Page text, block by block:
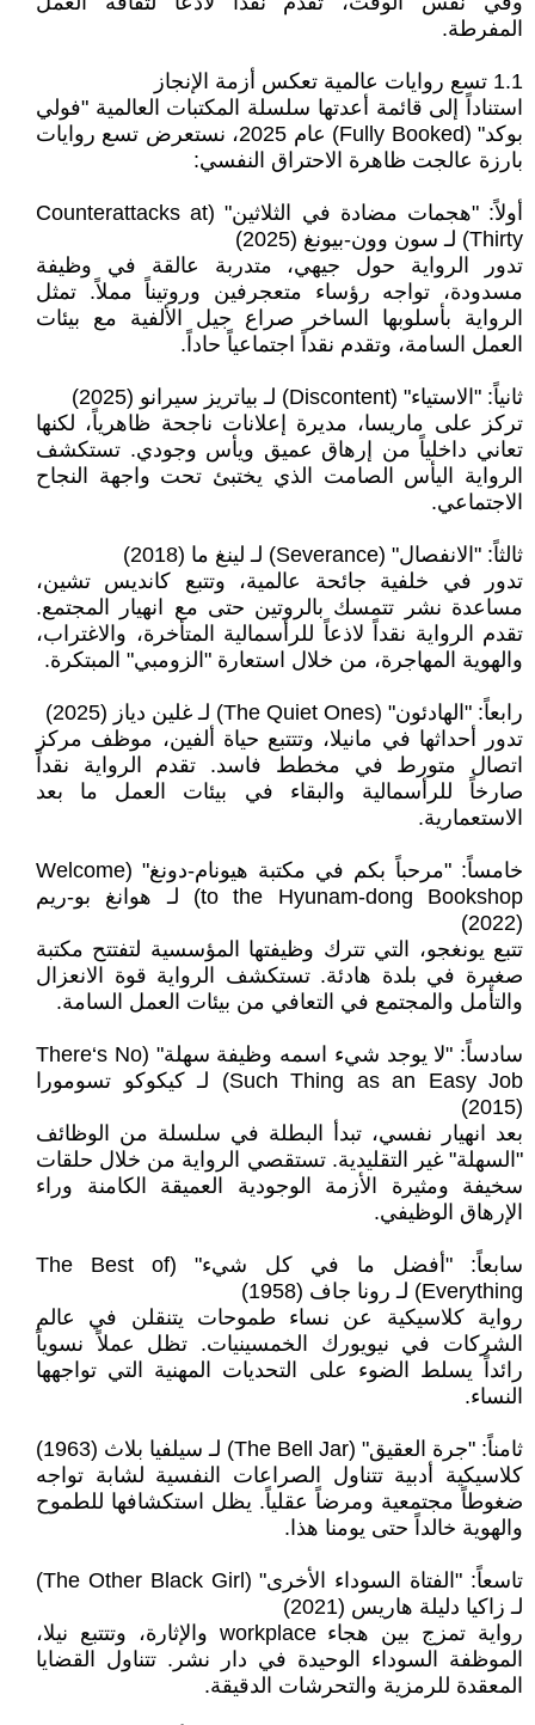
المفرطة.
1.1 تسع روايات عالمية تعكس أزمة الإنجاز
استناداً إلى قائمة أعدتها سلسلة المكتبات العالمية "فولي
بوكد" (Fully Booked) عام 2025، نستعرض تسع روايات
بارزة عالجت ظاهرة الاحتراق النفسي:
أولاً: "هجمات مضادة في الثلاثين" (Counterattacks at
Thirty) لـ سون وون-بيونغ (2025)
تدور الرواية حول جيهي، متدربة عالقة في وظيفة
مسدودة، تواجه رؤساء متعجرفين وروتيناً مملاً. تمثل
الرواية بأسلوبها الساخر صراع جيل الألفية مع بيئات
العمل السامة، وتقدم نقداً اجتماعياً حاداً.
ثانياً: "الاستياء" (Discontent) لـ بياتريز سيرانو (2025)
تركز على ماريسا، مديرة إعلانات ناجحة ظاهرياً، لكنها
تعاني داخلياً من إرهاق عميق ويأس وجودي. تستكشف
الرواية اليأس الصامت الذي يختبئ تحت واجهة النجاح
الاجتماعي.
ثالثاً: "الانفصال" (Severance) لـ لينغ ما (2018)
تدور في خلفية جائحة عالمية، وتتبع كانديس تشين،
مساعدة نشر تتمسك بالروتين حتى مع انهيار المجتمع.
تقدم الرواية نقداً لاذعاً للرأسمالية المتأخرة، والاغتراب،
والهوية المهاجرة، من خلال استعارة "الزومبي" المبتكرة.
رابعاً: "الهادئون" (The Quiet Ones) لـ غلين دياز (2025)
تدور أحداثها في مانيلا، وتتتبع حياة ألفين، موظف مركز
اتصال متورط في مخطط فاسد. تقدم الرواية نقداً
صارخاً للرأسمالية والبقاء في بيئات العمل ما بعد
الاستعمارية.
خامساً: "مرحباً بكم في مكتبة هيونام-دونغ" (Welcome
to the Hyunam-dong Bookshop) لـ هوانغ بو-ريم
(2022)
تتبع يونغجو، التي تترك وظيفتها المؤسسية لتفتتح مكتبة
صغيرة في بلدة هادئة. تستكشف الرواية قوة الانعزال
والتأمل والمجتمع في التعافي من بيئات العمل السامة.
سادساً: "لا يوجد شيء اسمه وظيفة سهلة" (There‘s No
Such Thing as an Easy Job) لـ كيكوكو تسومورا
(2015)
بعد انهيار نفسي، تبدأ البطلة في سلسلة من الوظائف
"السهلة" غير التقليدية. تستقصي الرواية من خلال حلقات
سخيفة ومثيرة الأزمة الوجودية العميقة الكامنة وراء
الإرهاق الوظيفي.
سابعاً: "أفضل ما في كل شيء" (The Best of
Everything) لـ رونا جاف (1958)
رواية كلاسيكية عن نساء طموحات يتنقلن في عالم
الشركات في نيويورك الخمسينيات. تظل عملاً نسوياً
رائداً يسلط الضوء على التحديات المهنية التي تواجهها
النساء.
ثامناً: "جرة العقيق" (The Bell Jar) لـ سيلفيا بلاث (1963)
كلاسيكية أدبية تتناول الصراعات النفسية لشابة تواجه
ضغوطاً مجتمعية ومرضاً عقلياً. يظل استكشافها للطموح
والهوية خالداً حتى يومنا هذا.
تاسعاً: "الفتاة السوداء الأخرى" (The Other Black Girl)
لـ زاكيا دليلة هاريس (2021)
رواية تمزج بين هجاء workplace والإثارة، وتتتبع نيلا،
الموظفة السوداء الوحيدة في دار نشر. تتناول القضايا
المعقدة للرمزية والتحرشات الدقيقة.